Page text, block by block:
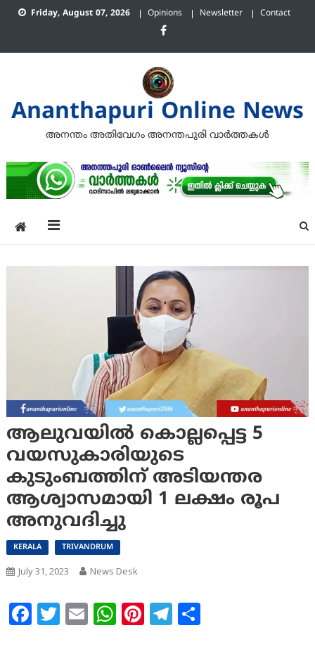
Skip
Friday, August 07, 2026 Opinions Newsletter Contact
Ananthapuri Online News
അനന്തം അതിവേഗം അനന്തപുരി വാര്‍ത്തകള്‍
ആലുവയില്‍ കൊല്ലപ്പെട്ട 5
വയസുകാരിയുടെ
കുടുംബത്തിന് അടിയന്തര
ആശ്വാസമായി 1 ലക്ഷം രൂപ
അനുവദിച്ചു
KERALA TRIVANDRUM
July 31, 2023 News Desk
Facebook
Twitter
EmailWhatsApp
Pinterest
Telegram
Share